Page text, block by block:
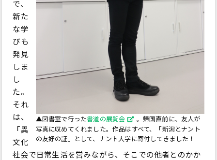
▲図書室で行った書道の展覧会
。帰国直前に、友人が
写真に収めてくれました。作品はすべて、「新潟とナント
の友好の証」として、ナント大学に寄付してきました！
で、
新た
な学
びも
発見
しま
し
た。
それ
は、
「異
文化
社会で日常生活を営みながら、そこでの他者とのかか